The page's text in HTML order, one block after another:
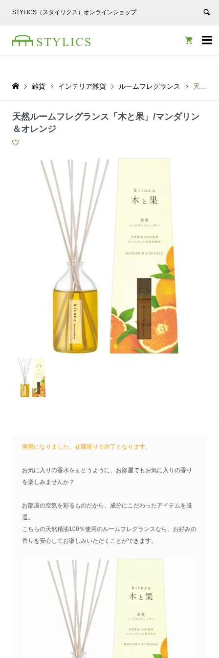
STYLICS（スタイリクス）オンラインショップ


雑貨 インテリア雑貨 ルームフレグランス 天然ルームフレグランス「木と果」/マンダリン＆オレンジ
天然ルームフレグランス「木と果」/マンダリン
＆オレンジ
廃盤になりました。在庫限りで終了となります。
お気に入りの香水をまとうように、お部屋でもお気に入りの香り
を楽しみませんか？
お部屋の空気を彩るものだから、成分にこだわったアイテムを厳
選。
こちらの天然精油100％使用のルームフレグランスなら、お好みの
香りを安心してお楽しみいただくことができます。